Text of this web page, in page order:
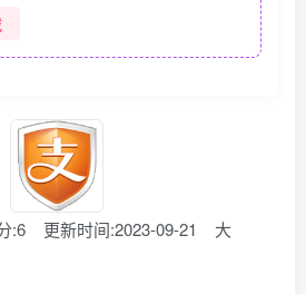
:6 更新时间:2023-09-21
大